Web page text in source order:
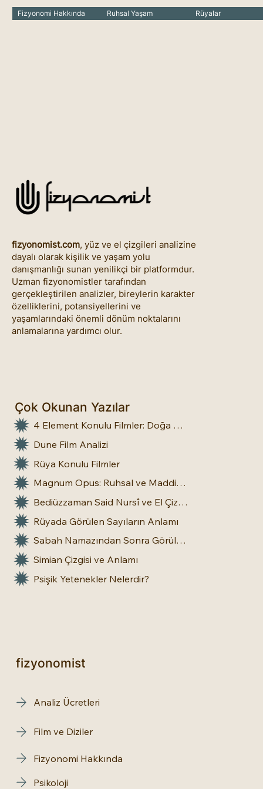
Fizyonomi Hakkında Ruhsal Yaşam Rüyalar
fizyonomist.com, yüz ve el çizgileri analizine
dayalı olarak kişilik ve yaşam yolu
danışmanlığı sunan yenilikçi bir platformdur.
Uzman fizyonomistler tarafından
gerçekleştirilen analizler, bireylerin karakter
özelliklerini, potansiyellerini ve
yaşamlarındaki önemli dönüm noktalarını
anlamalarına yardımcı olur.
Çok Okunan Yazılar
4 Element Konulu Filmler: Doğa Üstü Güçler
Dune Film Analizi
Rüya Konulu Filmler
Magnum Opus: Ruhsal ve Maddi Dönüşümün Büyük Eseri
Bediüzzaman Said Nursî ve El Çizgileri: İnsan Doğasına Dair Bir Bakış
Rüyada Görülen Sayıların Anlamı
Sabah Namazından Sonra Görülen Rüya Gerçek Olur mu?
Simian Çizgisi ve Anlamı
Psişik Yetenekler Nelerdir?
fizyonomist
Analiz Ücretleri
Film ve Diziler
Fizyonomi Hakkında
Psikoloji